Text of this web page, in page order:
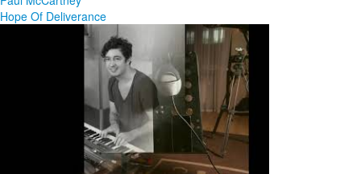
Hope Of Deliverance